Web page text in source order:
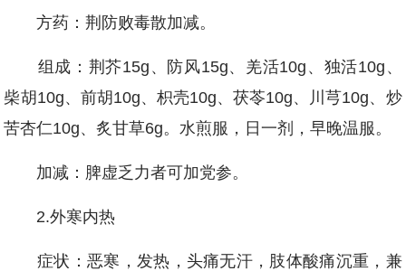
方药：荆防败毒散加减。
组成：荆芥15g、防风15g、羌活10g、独活10g、
柴胡10g、前胡10g、枳壳10g、茯苓10g、川芎10g、炒
苦杏仁10g、炙甘草6g。水煎服，日一剂，早晚温服。
加减：脾虚乏力者可加党参。
2.外寒内热
症状：恶寒，发热，头痛无汗，肢体酸痛沉重，兼